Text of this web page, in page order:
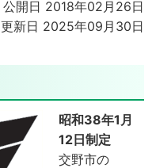
公開日 2018年02月26日
更新日 2025年09月30日
昭和38年1月
12日制定
交野市の